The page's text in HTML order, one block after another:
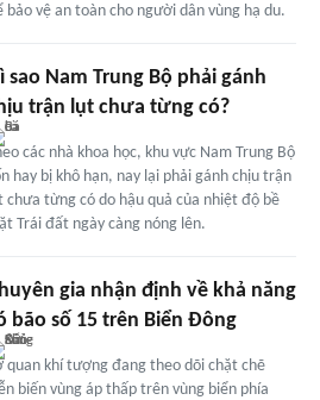
bảo vệ an toàn cho người dân vùng hạ du.
sao Nam Trung Bộ phải gánh
trận lụt chưa từng có?
các nhà khoa học, khu vực Nam Trung Bộ
hay bị khô hạn, nay lại phải gánh chịu trận
chưa từng có do hậu quả của nhiệt độ bề
Trái đất ngày càng nóng lên.
gia nhận định về khả năng
bão số 15 trên Biển Đông
quan khí tượng đang theo dõi chặt chẽ
biến vùng áp thấp trên vùng biển phía